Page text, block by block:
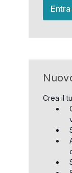
Entra
Crea il